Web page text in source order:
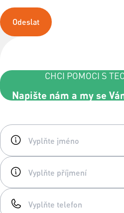
Odeslat
CHCI POMOCI S
Napište nám a my se